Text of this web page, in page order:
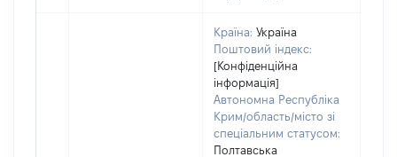
Країна: Україна
Поштовий індекс:
[Конфіденційна
інформація]
Автономна Республіка
Крим/область/місто зі
спеціальним статусом:
Полтавська